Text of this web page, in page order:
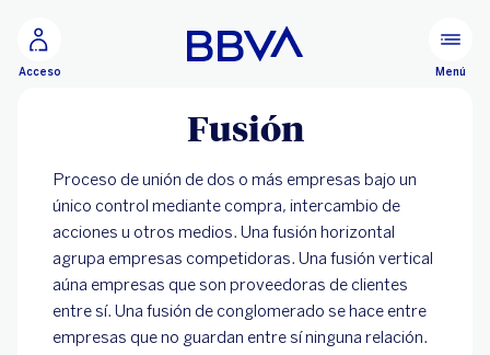
Acceso Menú
Fusión
Proceso de unión de dos o más empresas bajo un
único control mediante compra, intercambio de
acciones u otros medios. Una fusión horizontal
agrupa empresas competidoras. Una fusión vertical
aúna empresas que son proveedoras de clientes
entre sí. Una fusión de conglomerado se hace entre
empresas que no guardan entre sí ninguna relación.